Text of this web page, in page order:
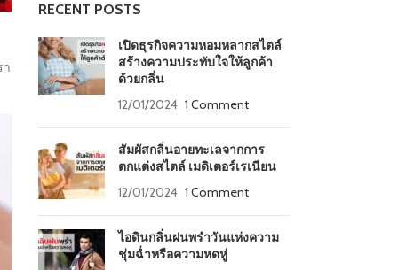
RECENT POSTS
เปิดธุรกิจความหอมหลากสไตล์
สร้างความประทับใจให้ลูกค้า
ด้วยกลิ่น
12/01/2024 1 Comment
สัมผัสกลิ่นอายทะเลจากการ
ตกแต่งสไตล์ เมดิเตอร์เรเนียน
12/01/2024 1 Comment
ไอดินกลิ่นฝนพรำวันแห่งความ
ชุ่มฉ่ำหรือความหดหู่